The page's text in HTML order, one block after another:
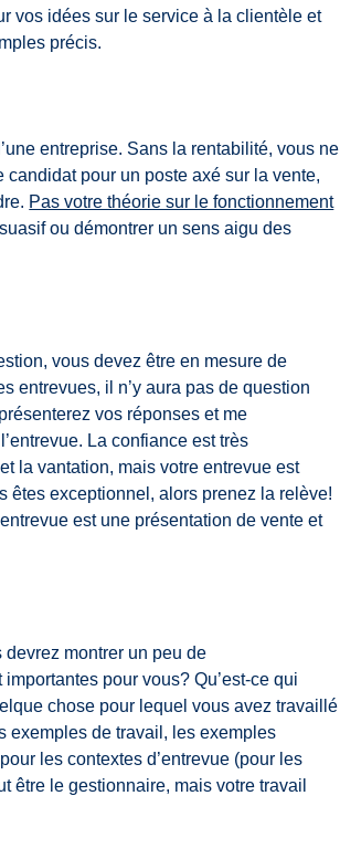
vos idées sur le service à la clientèle et
précis.
entreprise. Sans la rentabilité, vous ne
pour un poste axé sur la vente,
Pas votre théorie sur le fonctionnement
ou démontrer un sens aigu des
vous devez être en mesure de
entrevues, il n’y aura pas de question
vos réponses et me
La confiance est très
la vantation, mais votre entrevue est
êtes exceptionnel, alors prenez la relève!
est une présentation de vente et
montrer un peu de
pour vous? Qu’est-ce qui
chose pour lequel vous avez travaillé
exemples de travail, les exemples
les contextes d’entrevue (pour les
être le gestionnaire, mais votre travail